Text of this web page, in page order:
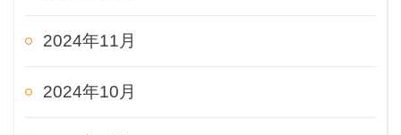
2024年11月
2024年10月